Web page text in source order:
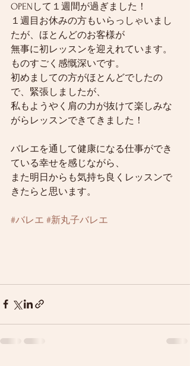
OPENして１週間が過ぎました！
１週目お休みの方もいらっしゃいまし
たが、ほとんどのお客様が
無事に初レッスンを迎えれています。
ものすごく感慨深いです。
初めましての方がほとんどでしたの
で、緊張しましたが、
私もようやく肩の力が抜けて楽しみな
がらレッスンできてきました！
バレエを通して健康になる仕事ができ
ている幸せを感じながら、
また明日からも気持ち良くレッスンで
きたらと思います。
#バレエ #新丸子バレエ